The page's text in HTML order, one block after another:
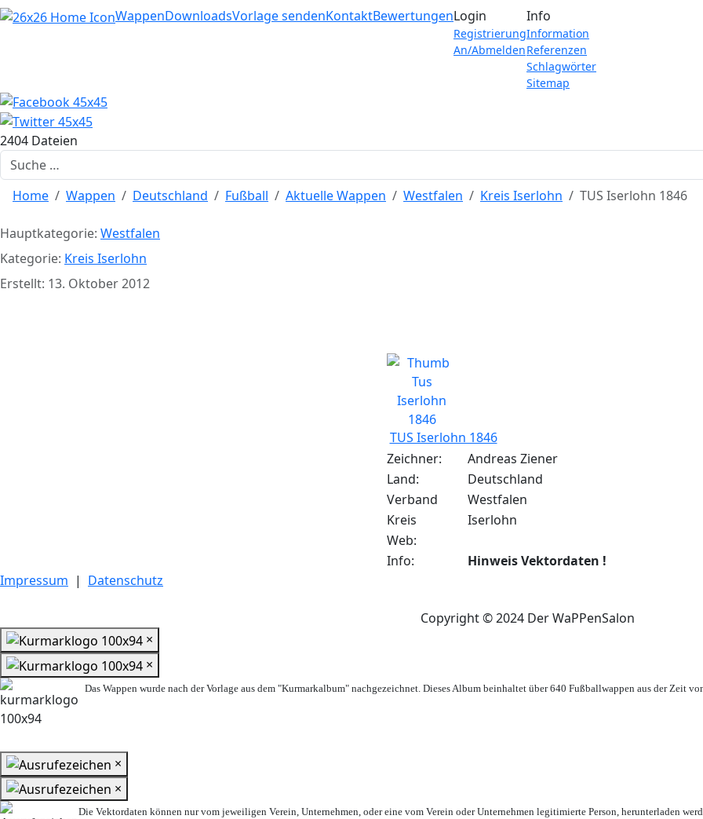
Home
WappenDownloadsVorlage sendenKontaktBewertungenLogin
Registrierung
An/Abmelden
Info
Information
Referenzen
Schlagwörter
Sitemap
2404 Dateien
Suchen
Home Wappen Deutschland Fußball Aktuelle Wappen Westfalen Kreis Iserlohn TUS Iserlohn 1846
Hauptkategorie: Westfalen
Kategorie: Kreis Iserlohn
Erstellt: 13. Oktober 2012
TUS Iserlohn 1846
Zeichner:
Andreas Ziener
Land:
Deutschland
Verband
Westfalen
Kreis
Iserlohn
Web:
Info:
Hinweis Vektordaten !
Impressum | Datenschutz
Copyright © 2024 Der WaPPenSalon
×
×
Das Wappen wurde nach der Vorlage aus dem "Kurmarkalbum" nachgezeichnet. Dieses Album beinhaltet über 640 Fußballwappen aus der Zeit
×
×
Die Vektordaten können nur vom jeweiligen Verein, Unternehmen, oder eine vom Verein oder Unternehmen legitimierte Person, herunterladen